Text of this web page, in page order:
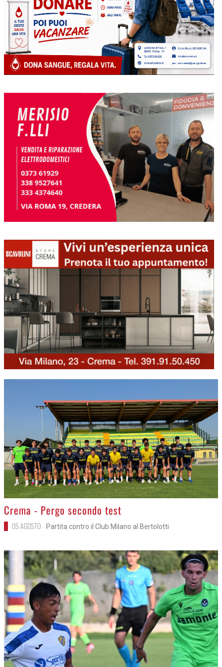
>
Crema - Pergo secondo test
05 AGOSTO Partita contro il Club Milano al Bertolotti